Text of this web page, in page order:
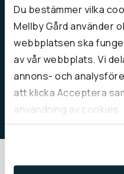
Du bestämmer vilka
Mellby Gård använder
webbplatsen ska
av vår webbplats. Vi
annons- och
att klicka Acceptera
användning av